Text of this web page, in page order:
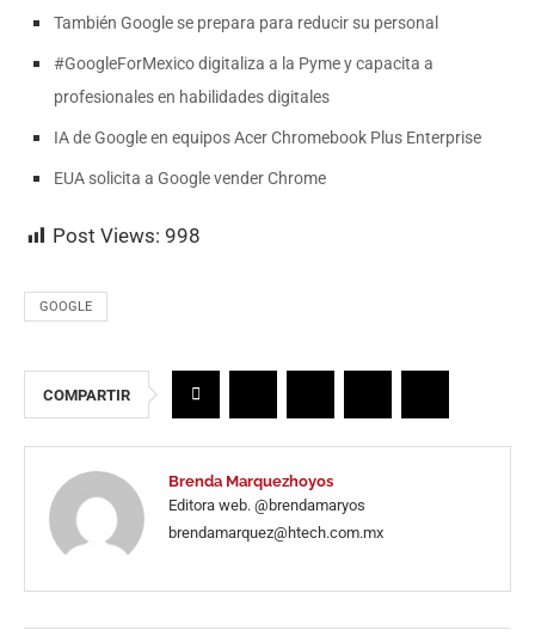
También Google se prepara para reducir su personal
#GoogleForMexico digitaliza a la Pyme y capacita a
profesionales en habilidades digitales
IA de Google en equipos Acer Chromebook Plus Enterprise
EUA solicita a Google vender Chrome
Post Views: 998
GOOGLE
COMPARTIR
Brenda Marquezhoyos
Editora web. @brendamaryos
brendamarquez@htech.com.mx